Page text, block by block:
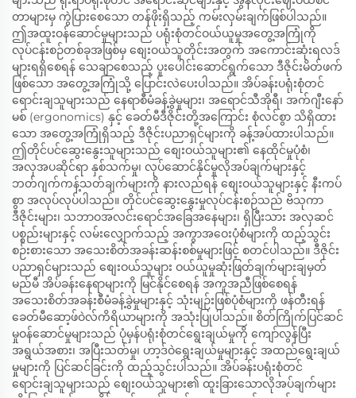
တာများမှ ကွဲပြားစေသော တန်ဖိုးရှိသည့် ကမ်းလှမ်းချက်ဖြစ်ပါသည်။
ဤအထူးဝန်ဆောင်မှုများသည် ပရုံးစုံတင်ဝယ်ယူမှုအတွေ့အကြုံကို
လုပ်ငန်းစဉ်တစ်ခုအဖြစ်မှ စျေးဝယ်သူတိုင်းအတွက် အကောင်းဆုံးရလဒ်
များရရှိစေရန် သေချာစေသည့် ပူးပေါင်းဆောင်ရွက်သော ဒီဇိုင်းမိတ်ဖက်
ဖြစ်သော အတွေ့အကြုံသို့ ပြောင်းလဲပေးပါသည်။ အိပ်ခန်းပရုံးစုံတင်
ရောင်းချသူများသည် နေရာစီမံခန့်ခွဲမှုများ၊ အရောင်သီအိုရီ၊ အက်ဂျီးနော်
မစ် (ergonomics) နှင့် ခေတ်မီဒီဇိုင်းတို့အကြောင်း စုံလင်စွာ သိရှိထား
သော အတွေ့အကြုံရှိသည့် ဒီဇိုင်းပညာရှင်များကို ခန့်အပ်ထားပါသည်။
ဤတိုင်ပင်ဆွေးနွေးသူများသည် စျေးဝယ်သူများ၏ နေထိုင်မှုပုံစံ၊
အလှအပဆိုင်ရာ နှစ်သက်မှု၊ လုပ်ဆောင်နိုင်မှုလိုအပ်ချက်များနှင့်
ဘတ်ဂျက်ကန့်သတ်ချက်များကို နားလည်ရန် စျေးဝယ်သူများနှင့် နီးကပ်
စွာ အလုပ်လုပ်ပါသည်။ တိုင်ပင်ဆွေးနွေးမှုလုပ်ငန်းစဉ်သည် ဗိသုကာ
ဒီဇိုင်းများ၊ သဘာဝအလင်းရောင်အခြေအနေများ၊ ရှိပြီးသား အလှဆင်
ပစ္စည်းများနှင့် လမ်းလျှောက်သည့် အကွာအဝေးပုံစံများကို ထည့်သွင်း
စဉ်းစားသော အသေးစိတ်အခန်းဆန်းစစ်မှုများဖြင့် စတင်ပါသည်။ ဒီဇိုင်း
ပညာရှင်များသည် စျေးဝယ်သူများ ဝယ်ယူမှုဆုံးဖြတ်ချက်များချမှတ်
မည်မီ အိပ်ခန်းနေရာများကို မြင်နိုင်စေရန် အကူအညီဖြစ်စေရန်
အသေးစိတ်အခန်းစီမံခန့်ခွဲမှုများနှင့် သုံးမျဉ်းဖြစ်ပုံစံများကို ဖန်တီးရန်
ခေတ်မီဆော့ဖ်ဝဲလ်ကိရိယာများကို အသုံးပြုပါသည်။ စိတ်ကြိုက်ပြင်ဆင်
မှုဝန်ဆောင်မှုများသည် ပုံမှန်ပရုံးစုံတင်ရွေးချယ်မှုကို ကျော်လွန်ပြီး
အရွယ်အစား၊ အပြီးသတ်မှု၊ ဟာ့ဒ်ဝဲရွေးချယ်မှုများနှင့် အထည်ရွေးချယ်
မှုများကို ပြင်ဆင်ခြင်းကို ထည့်သွင်းပါသည်။ အိပ်ခန်းပရုံးစုံတင်
ရောင်းချသူများသည် စျေးဝယ်သူများ၏ ထူးခြားသောလိုအပ်ချက်များ